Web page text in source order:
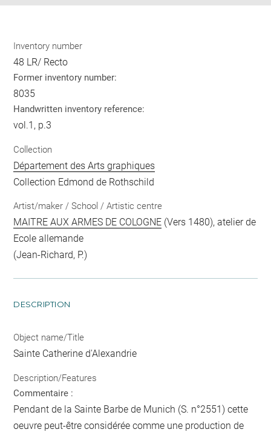
Inventory number
48 LR/ Recto
Former inventory number:
8035
Handwritten inventory reference:
vol.1, p.3
Collection
Département des Arts graphiques
Collection Edmond de Rothschild
Artist/maker / School / Artistic centre
MAITRE AUX ARMES DE COLOGNE (Vers 1480), atelier de
Ecole allemande
(Jean-Richard, P.)
DESCRIPTION
Object name/Title
Sainte Catherine d'Alexandrie
Description/Features
Commentaire :
Pendant de la Sainte Barbe de Munich (S. n°2551) cette
oeuvre peut-être considérée comme une production de